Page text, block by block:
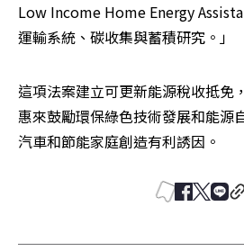
Low Income Home Energy
運輸系統、碳收集與蓄積研究。」
這項法案建立可更新能源稅收抵免
惠來鼓勵環保綠色技術發展和能源
汽車和節能家庭創造有利誘因。